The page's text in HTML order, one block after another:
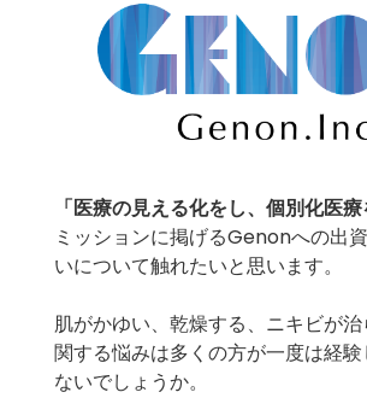
「医療の見える化をし、個別化医
ミッションに掲げるGenonへの出
いについて触れたいと思います。
肌がかゆい、乾燥する、ニキビが
関する悩みは多くの方が一度は経
ないでしょうか。